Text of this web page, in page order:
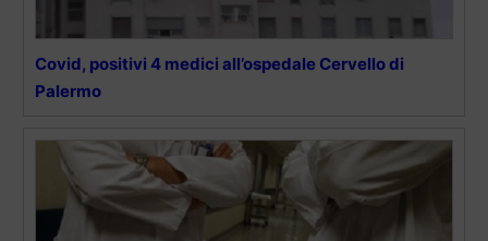
Covid, positivi 4 medici all’ospedale Cervello di
Palermo